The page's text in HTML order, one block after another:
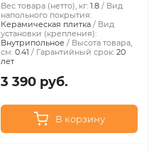
Вес товара (нетто), кг: 1.8
Вид
напольного покрытия:
Керамическая плитка
Вид
установки (крепления):
Внутрипольное
Высота товара,
см: 0.41 Гарантийный срок: 20
лет
3 390 руб.
В корзину